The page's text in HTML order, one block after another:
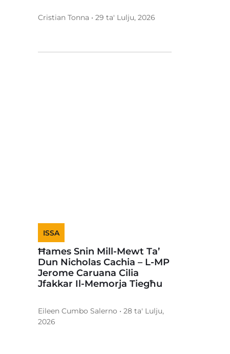
Cristian Tonna • 29 ta' Lulju, 2026
ISSA
Ħames Snin Mill-Mewt Ta’
Dun Nicholas Cachia – L-MP
Jerome Caruana Cilia
Jfakkar Il-Memorja Tiegħu
Eileen Cumbo Salerno • 28 ta' Lulju,
2026